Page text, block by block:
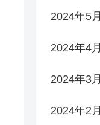
2024年5月
2024年4月
2024年3月
2024年2月